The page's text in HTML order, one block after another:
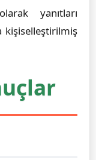
yanıtları
kişiselleştirilmiş